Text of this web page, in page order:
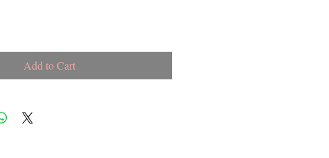
Add to Cart